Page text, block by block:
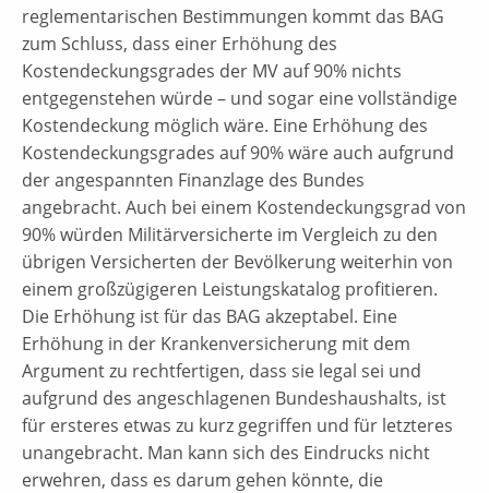
reglementarischen Bestimmungen kommt das BAG
zum Schluss, dass einer Erhöhung des
Kostendeckungsgrades der MV auf 90% nichts
entgegenstehen würde – und sogar eine vollständige
Kostendeckung möglich wäre. Eine Erhöhung des
Kostendeckungsgrades auf 90% wäre auch aufgrund
der angespannten Finanzlage des Bundes
angebracht. Auch bei einem Kostendeckungsgrad von
90% würden Militärversicherte im Vergleich zu den
übrigen Versicherten der Bevölkerung weiterhin von
einem großzügigeren Leistungskatalog profitieren.
Die Erhöhung ist für das BAG akzeptabel. Eine
Erhöhung in der Krankenversicherung mit dem
Argument zu rechtfertigen, dass sie legal sei und
aufgrund des angeschlagenen Bundeshaushalts, ist
für ersteres etwas zu kurz gegriffen und für letzteres
unangebracht. Man kann sich des Eindrucks nicht
erwehren, dass es darum gehen könnte, die